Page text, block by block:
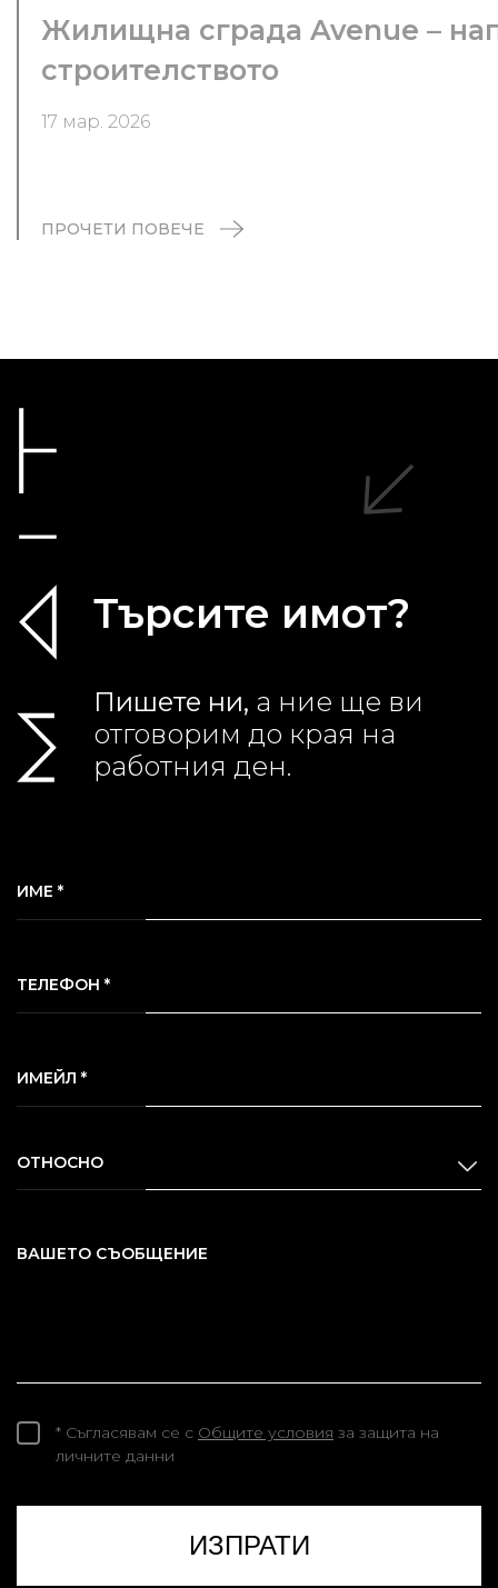
Жилищна сграда Avenue –
строителството
17 мар. 2026
ПРОЧЕТИ ПОВЕЧЕ
Търсите имот?
Пишете ни, а ние ще ви
отговорим до края на
работния ден.
ИМЕ *
ТЕЛЕФОН *
ИМЕЙЛ *
ОТНОСНО
ВАШЕТО СЪОБЩЕНИЕ
* Съгласявам се с Общите условия за защита на
личните данни